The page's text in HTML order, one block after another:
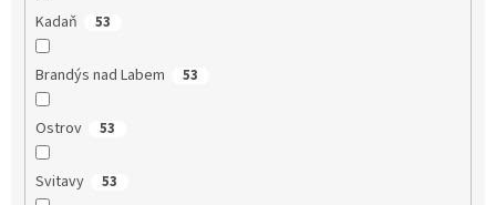
Kadaň 53
Brandýs nad Labem 53
Ostrov 53
Svitavy 53